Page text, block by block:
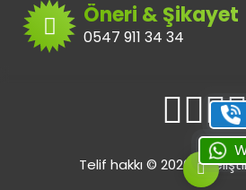
Öneri & Şikayet
0547 911 34 34
Telif hakkı © 2026 |